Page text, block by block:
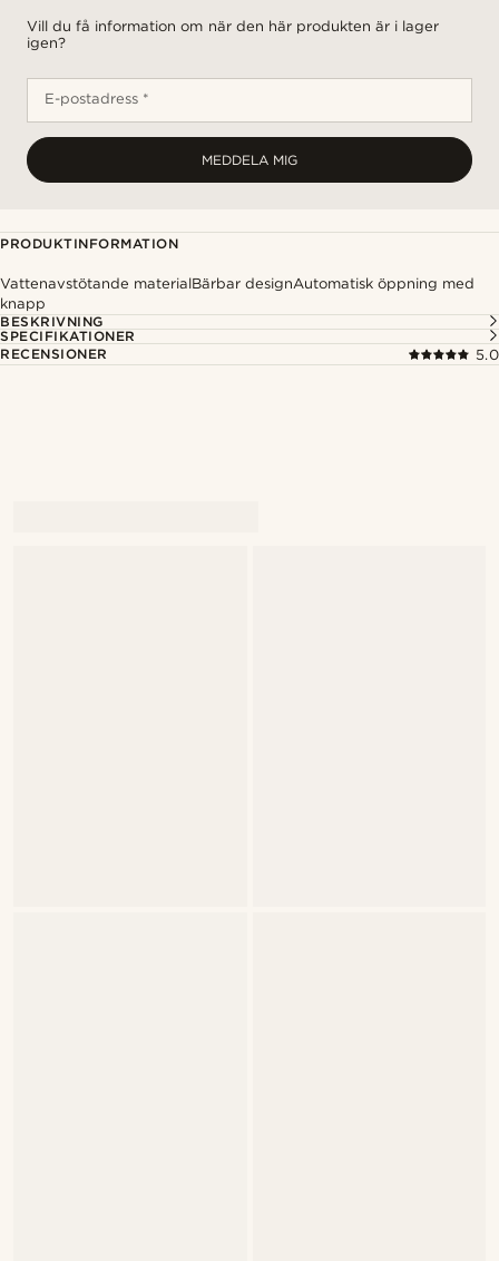
Vill du få information om när den här produkten är i lager
igen?
E-postadress *
MEDDELA MIG
PRODUKTINFORMATION
Vattenavstötande materialBärbar designAutomatisk öppning med
knapp
BESKRIVNING
SPECIFIKATIONER
RECENSIONER
5.0